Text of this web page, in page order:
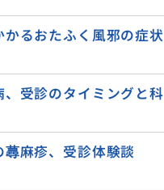
るおたふく風邪の症状
、受診のタイミングと科
麻疹、受診体験談